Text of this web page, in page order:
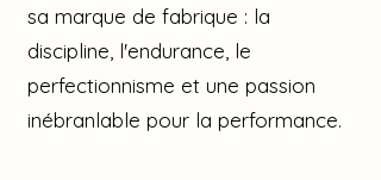
sa marque de fabrique : la
discipline, l'endurance, le
perfectionnisme et une passion
inébranlable pour la performance.